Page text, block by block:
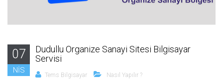
07
NIS
Dudullu Organize Sanayi Sitesi Bilgisayar
Servisi
Tems Bilgisayar
Nasıl Yapılır ?